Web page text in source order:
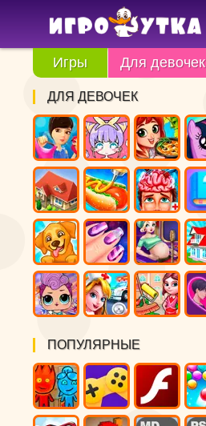
Игры Для девочек
ДЛЯ ДЕВОЧЕК
ПОПУЛЯРНЫЕ